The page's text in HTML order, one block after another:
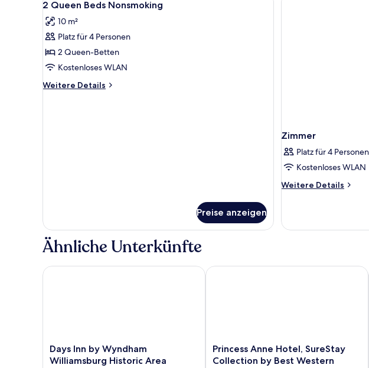
Fotos
für
2
Queen
Beds
Nonsmoking
anzeigen
4
2 Queen Beds Nonsmoking
10 m²
Platz für 4 Personen
2 Queen-Betten
Kostenloses WLAN
Weitere Details
Weitere
Preise anzeigen
Zimmer
Platz für 4 Personen
Kostenloses WLAN
Weitere Details
Weitere
Ähnliche Unterkünfte
Days
Inn
Days Inn by Wyndham
Williamsburg Historic Area
Days Inn by Wyndham Williamsburg Historic Area
Princess
Anne
Princess Anne Hotel, SureStay
Collection by Best Western
Princess Anne Hotel, SureStay